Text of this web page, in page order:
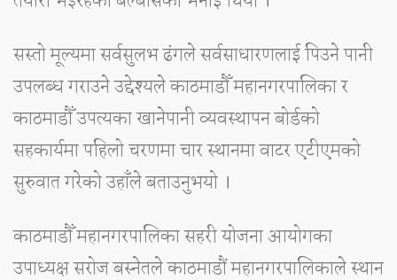
सस्तो मूल्यमा सर्वसुलभ ढंगले सर्वसाधारणलाई पिउने पानी
उपलब्ध गराउने उद्देश्यले काठमाडौँ महानगरपालिका र
काठमाडौँ उपत्यका खानेपानी व्यवस्थापन बोर्डको
सहकार्यमा पहिलो चरणमा चार स्थानमा वाटर एटीएमको
सुरुवात गरेको उहाँले बताउनुभयो ।
काठमाडौँ महानगरपालिका सहरी योजना आयोगका
उपाध्यक्ष सरोज बस्नेतले काठमाडौं महानगरपालिकाले स्थान